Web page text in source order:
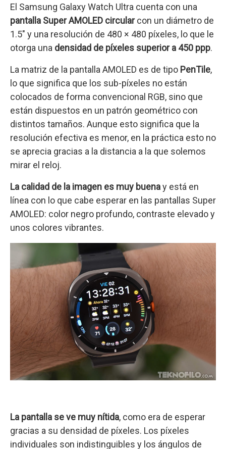
El Samsung Galaxy Watch Ultra cuenta con una
pantalla Super AMOLED circularcon un diámetro de
1.5″ y una resolución de 480 × 480 píxeles, lo que le
otorga una densidad de píxeles superior a 450 ppp.
La matriz de la pantalla AMOLED es de tipo PenTile,
lo que significa que los sub-píxeles no están
colocados de forma convencional RGB, sino que
están dispuestos en un patrón geométrico con
distintos tamaños. Aunque esto significa que la
resolución efectiva es menor, en la práctica esto no
se aprecia gracias a la distancia a la que solemos
mirar el reloj.
La calidad de la imagen es muy buenay está en
línea con lo que cabe esperar en las pantallas Super
AMOLED: color negro profundo, contraste elevado y
unos colores vibrantes.
La pantalla se ve muy nítida, como era de esperar
gracias a su densidad de píxeles. Los píxeles
individuales son indistinguibles y los ángulos de